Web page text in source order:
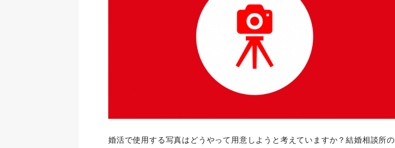
婚活で使用する写真はどうやって用意しようと考えていますか？結婚相談所の